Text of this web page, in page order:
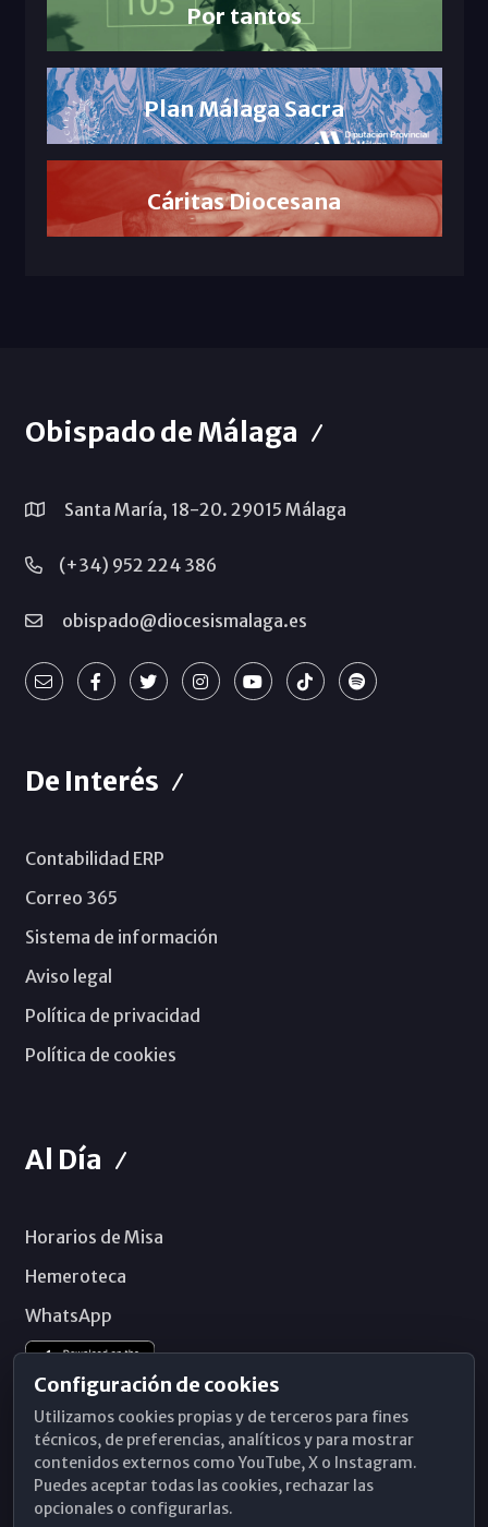
Por tantos
Plan Málaga Sacra
Cáritas Diocesana
Obispado de Málaga
Santa María, 18-20. 29015 Málaga
(+34) 952 224 386
obispado@diocesismalaga.es
De Interés
Contabilidad ERP
Correo 365
Sistema de información
Aviso legal
Política de privacidad
Política de cookies
Al Día
Horarios de Misa
Hemeroteca
WhatsApp
Configuración de cookies
Utilizamos cookies propias y de terceros para fines
técnicos, de preferencias, analíticos y para mostrar
contenidos externos como YouTube, X o Instagram.
Puedes aceptar todas las cookies, rechazar las
opcionales o configurarlas.